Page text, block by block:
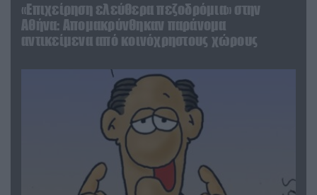
«Επιχείρηση ελεύθερα πεζοδρόμια» στην
Αθήνα: Απομακρύνθηκαν παράνομα
αντικείμενα από κοινόχρηστους χώρους